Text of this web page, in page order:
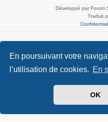
En poursuivant votre
l’utilisation de cookies. En
OK
Développé par Forum
Traduit